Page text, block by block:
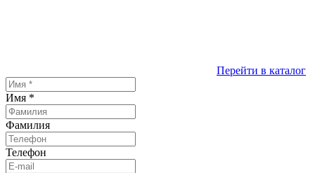
Перейти в каталог
Имя *
Фамилия
Телефон